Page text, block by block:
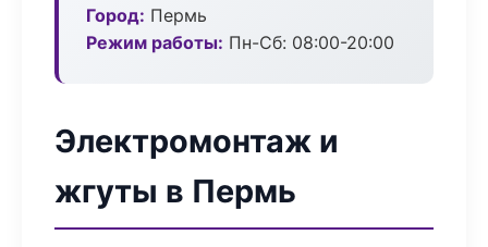
Город: Пермь
Режим работы: Пн-Сб: 08:00-20:00
Электромонтаж и
жгуты в Пермь